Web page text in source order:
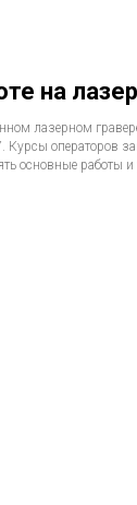
на
лазерном
операторов
основные работы